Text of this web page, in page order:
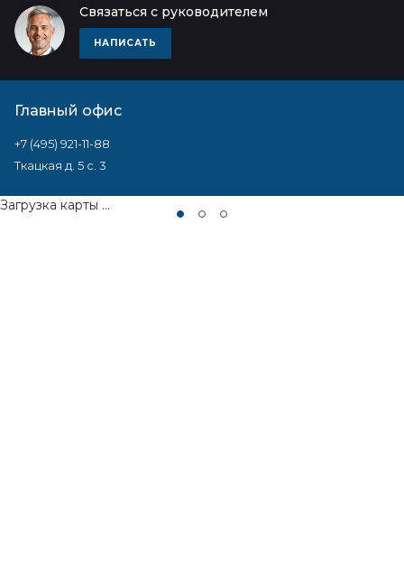
Связаться с руководителем
НАПИСАТЬ
Главный офис
+7 (495) 921-11-88
Ткацкая д. 5 с. 3
Загрузка карты ...